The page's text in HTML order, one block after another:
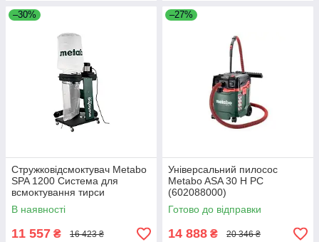
–30%
Стружковідсмоктувач Metabo
SPA 1200 Система для
всмоктування тирси
(601205000)
В наявності
11 557 ₴ 16 423 ₴
–27%
Універсальний пилосос
Metabo ASA 30 H PC
(602088000)
Готово до відправки
14 888 ₴ 20 346 ₴